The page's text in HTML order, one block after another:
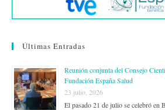
Últimas Entradas
Reunión conjunta del Consejo
Fundación España Salud
23 julio, 2026
El pasado 21 de julio se celebró en